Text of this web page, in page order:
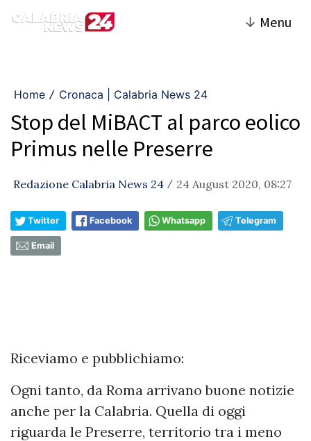
↓ Menu
Home / Cronaca | Calabria News 24
Stop del MiBACT al parco eolico
Primus nelle Preserre
Redazione Calabria News 24 / 24 August 2020, 08:27
Twitter Facebook Whatsapp Telegram
Email
Riceviamo e pubblichiamo:
Ogni tanto, da Roma arrivano buone notizie
anche per la Calabria. Quella di oggi
riguarda le Preserre, territorio tra i meno